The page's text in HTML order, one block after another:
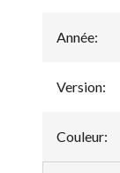
Année:
Version:
Couleur: